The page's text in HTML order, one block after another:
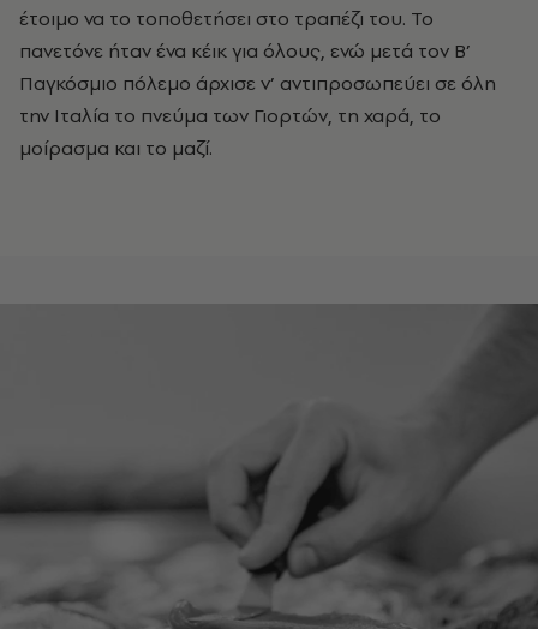
έτοιμο να το τοποθετήσει στο τραπέζι του. Το
πανετόνε ήταν ένα κέικ για όλους, ενώ μετά τον Β’
Παγκόσμιο πόλεμο άρχισε ν’ αντιπροσωπεύει σε όλη
την Ιταλία το πνεύμα των Γιορτών, τη χαρά, το
μοίρασμα και το μαζί.